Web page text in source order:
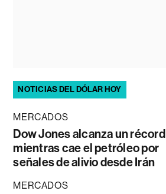
NOTICIAS DEL DÓLAR HOY
MERCADOS
Dow Jones alcanza un récord
mientras cae el petróleo por
señales de alivio desde Irán
MERCADOS